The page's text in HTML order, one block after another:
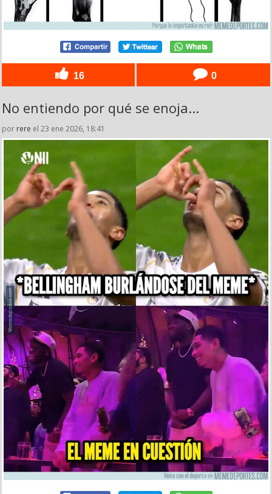
16 0
No entiendo por qué se enoja...
por rere el 23 ene 2026, 18:41